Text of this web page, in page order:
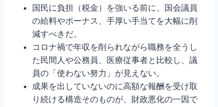
国民に負担（税金）を強いる前に、国会議員
の給料やボーナス、手厚い手当てを大幅に削
減すべきだ。
コロナ禍で年収を削られながら職務を全うし
た民間人や公務員、医療従事者と比較し、議
員の「使わない努力」が見えない。
成果を出していないのに高額な報酬を受け取
り続ける構造そのものが、財政悪化の一因で